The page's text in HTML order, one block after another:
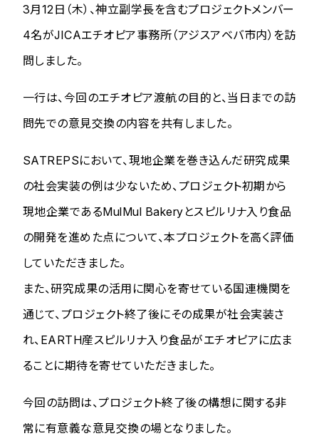
3月12日（木）、神立副学長を含むプロジェクトメンバー
4名がJICAエチオピア事務所（アジスアベバ市内）を訪
問しました。
一行は、今回のエチオピア渡航の目的と、当日までの訪
問先での意見交換の内容を共有しました。
SATREPSにおいて、現地企業を巻き込んだ研究成果
の社会実装の例は少ないため、プロジェクト初期から
現地企業であるMulMul Bakeryとスピルリナ入り食品
の開発を進めた点について、本プロジェクトを高く評価
していただきました。
また、研究成果の活用に関心を寄せている国連機関を
通じて、プロジェクト終了後にその成果が社会実装さ
れ、EARTH産スピルリナ入り食品がエチオピアに広ま
ることに期待を寄せていただきました。
今回の訪問は、プロジェクト終了後の構想に関する非
常に有意義な意見交換の場となりました。